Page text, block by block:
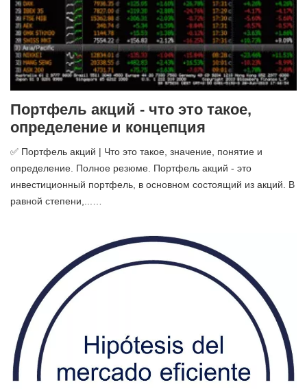
Портфель акций - что это такое,
определение и концепция
✅ Портфель акций | Что это такое, значение, понятие и
определение. Полное резюме. Портфель акций - это
инвестиционный портфель, в основном состоящий из акций. В
равной степени,...…